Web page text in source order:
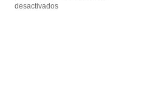
desactivadosen
desactivadosen